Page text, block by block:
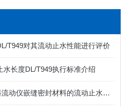
T949对其流动止水性能进行评价
长度DL/T949执行标准介绍
DL/T949水工密封材料流动仪嵌缝密封材料的流动止水长度试验